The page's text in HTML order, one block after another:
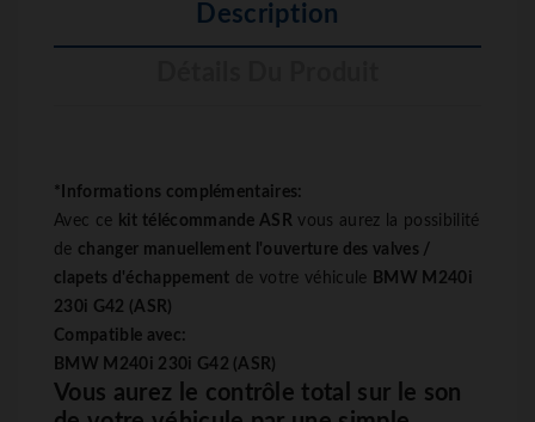
Description
*Informations complémentaires:
Avec ce kit télécommandeASR vous aurez la possibilité
de changer manuellement l'ouverture des valves /
clapets d'échappement de votre véhicule BMW M240i
230i G42 (ASR)
Compatible avec:
BMW M240i 230i G42 (ASR)
Vous aurez le contrôle total sur le son